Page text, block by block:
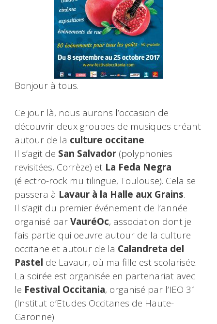
Bonjour à tous.
Ce jour là, nous aurons l’occasion de
découvrir deux groupes de musiques créant
autour de la culture occitane.
Il s’agit de San Salvador (polyphonies
revisitées, Corrèze) et La Feda Negra
(électro-rock multilingue, Toulouse). Cela se
passera à Lavaur à la Halle aux Grains.
Il s’agit du premier événement de l’année
organisé parVauréOc, association dont je
fais partie qui oeuvre autour de la culture
occitane et autour de la Calandreta del
Pastel de Lavaur, où ma fille est scolarisée.
La soirée est organisée en partenariat avec
le Festival Occitania, organisé par l’IEO 31
(Institut d’Etudes Occitanes de Haute-
Garonne).